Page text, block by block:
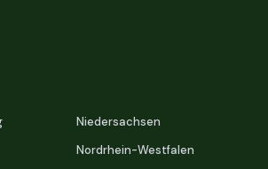
Niedersachsen
Nordrhein-Westfalen